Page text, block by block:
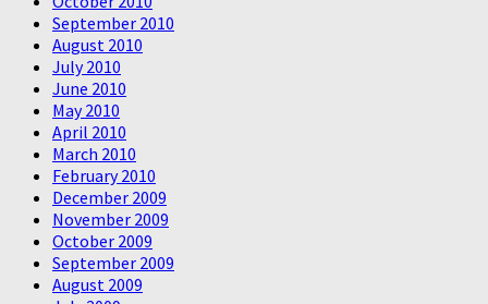
September 2010
August 2010
July 2010
June 2010
May 2010
April 2010
March 2010
February 2010
December 2009
November 2009
October 2009
September 2009
August 2009